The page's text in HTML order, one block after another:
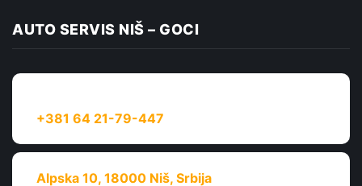
AUTO SERVIS NIŠ – GOCI
+381 64 21-79-447
Alpska 10, 18000 Niš, Srbija